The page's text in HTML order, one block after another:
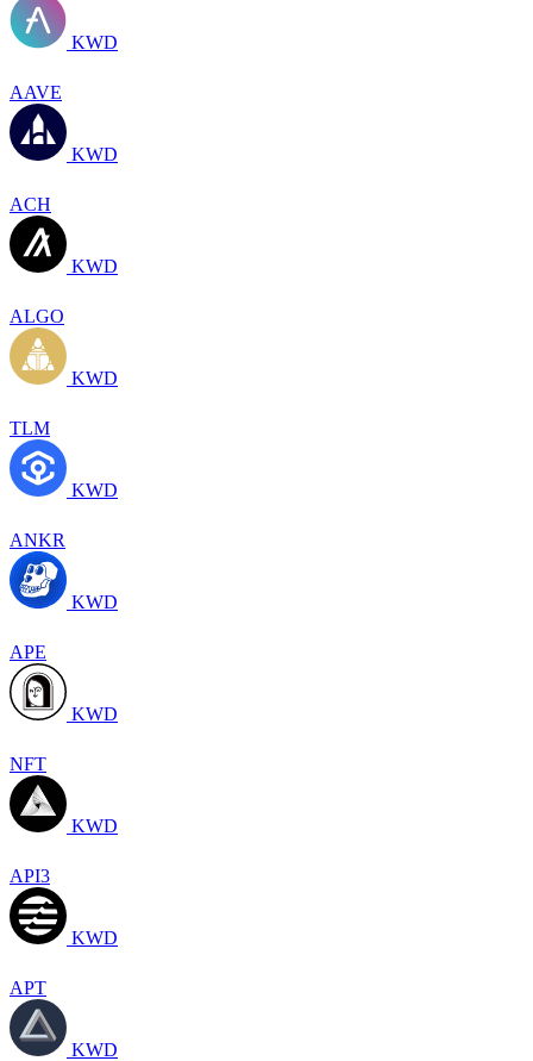
KWD
AAVE
KWD
ACH
KWD
ALGO
KWD
TLM
KWD
ANKR
KWD
APE
KWD
NFT
KWD
API3
KWD
APT
KWD